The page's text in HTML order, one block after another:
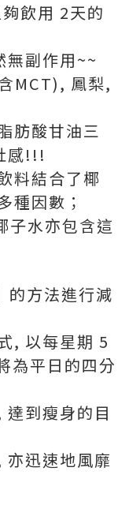
飲用 2天的
無副作用~~
MCT), 鳳梨,
肪酸甘油三
感!!!
料結合了椰
種因數；
水亦包含這
的方法進行減
, 以每星期 5
為平日的四分
到瘦身的目
迅速地風靡